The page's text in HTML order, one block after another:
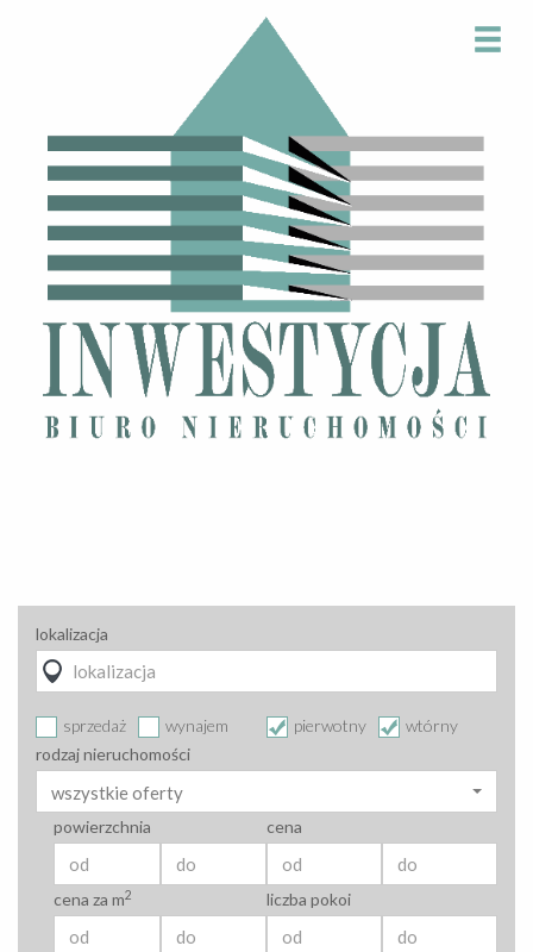
lokalizacja
sprzedaż wynajem pierwotny
wtórny
rodzaj nieruchomości
wszystkie oferty
powierzchnia cena
cena za m2 liczba pokoi